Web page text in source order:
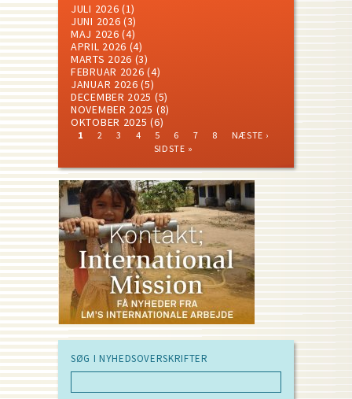
JULI 2026 (1)
JUNI 2026 (3)
MAJ 2026 (4)
APRIL 2026 (4)
MARTS 2026 (3)
FEBRUAR 2026 (4)
JANUAR 2026 (5)
DECEMBER 2025 (5)
NOVEMBER 2025 (8)
OKTOBER 2025 (6)
CURRENT
1 PAGE
2 PAGE
3 PAGE
4 PAGE
5 PAGE
6 PAGE
7 PAGE
8
NEXT
NÆSTE ›
SIDSTE »
SØG I NYHEDSOVERSKRIFTER